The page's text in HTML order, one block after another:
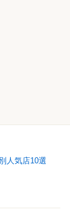
人気店10選